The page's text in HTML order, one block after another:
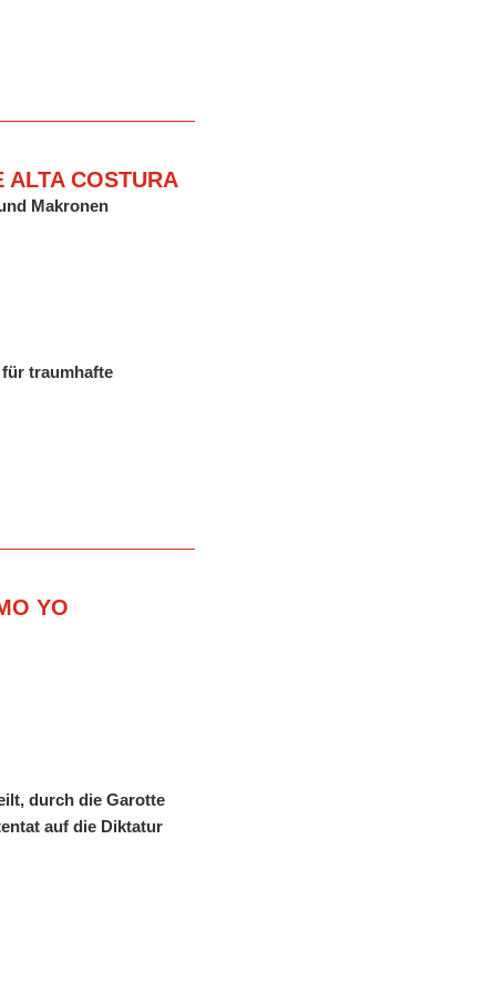
ALTA COSTURA
Makronen
für traumhafte
YO
durch die Garotte
auf die Diktatur